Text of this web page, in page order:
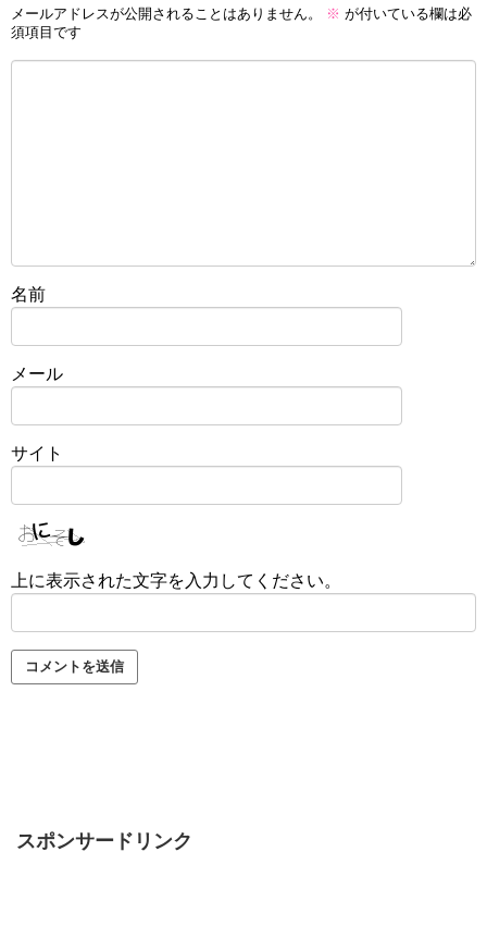
メールアドレスが公開されることはありません。 ※ が付いている欄は必
須項目です
名前
メール
サイト
上に表示された文字を入力してください。
スポンサードリンク